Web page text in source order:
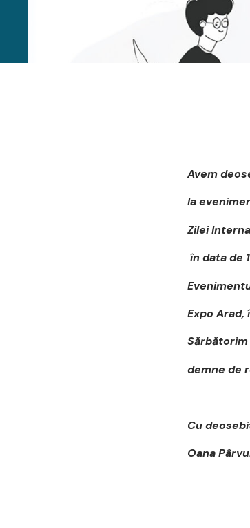
Avem
la
Zilei
în data de
Expo Arad,
demne de
Cu
Oana